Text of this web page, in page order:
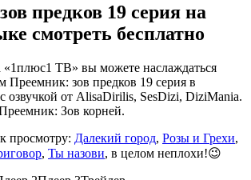
предков 19 серия на
смотреть бесплатно
«1плюс1 ТВ» вы можете наслаждаться
Преемник: зов предков 19 серия в
озвучкой от AlisaDirilis, SesDizi, DiziMania.
Зов корней.
просмотру: Далекий город, Розы и Грехи,
, Ты назови, в целом неплохи!😉